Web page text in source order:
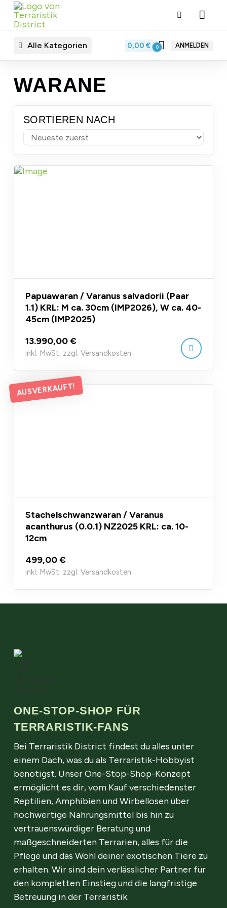
Alle Kategorien 0,00€ 0 ANMELDEN
WARANE
SORTIEREN NACH
Papuawaran / Varanus salvadorii (Paar
1.1) KRL: M ca. 30cm (IMP2026), W ca. 40-
45cm (IMP2025)
13.990,00 €
inkl. MwSt. zzgl. Versandkosten
Stachelschwanzwaran / Varanus
acanthurus (0.0.1) NZ2025 KRL: ca. 10-
12cm
499,00 €
inkl. MwSt. zzgl. Versandkosten
AUSVERKAUFT!
ONE-STOP-SHOP FÜR
TERRARISTIK-FANS
Bei Terraristik District findest du alles unter
einem Dach, was du als Terraristik-Hobbyist
benötigst. Unser One-Stop-Shop-Konzept
ermöglicht es dir, vom Kauf verschiedenster
Reptilien, Amphibien und Wirbellosen über
hochwertige Nahrungsmittel bis hin zu
vertrauenswürdiger Beratung und
maßgeschneiderten Terrarien, alles für die
Pflege und das Wohl deiner exotischen Tiere zu
erhalten. Wir sind dein verlässlicher Partner für
den kompletten Einstieg und die langfristige
Betreuung in der Terraristik.